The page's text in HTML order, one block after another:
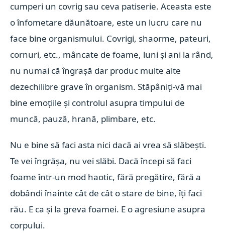
cumperi un covrig sau ceva patiserie. Aceasta este
o înfometare dăunătoare, este un lucru care nu
face bine organismului. Covrigi, shaorme, pateuri,
cornuri, etc., mâncate de foame, luni și ani la rând,
nu numai că îngrașă dar produc multe alte
dezechilibre grave în organism. Stăpâniți-vă mai
bine emoțiile și controlul asupra timpului de
muncă, pauză, hrană, plimbare, etc.
Nu e bine să faci asta nici dacă ai vrea să slăbești.
Te vei îngrășa, nu vei slăbi. Dacă începi să faci
foame într-un mod haotic, fără pregătire, fără a
dobândi înainte cât de cât o stare de bine, îți faci
rău. E ca și la greva foamei. E o agresiune asupra
corpului.